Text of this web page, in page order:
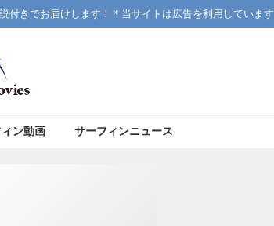
付きでお届けします！＊当サイトは広告を利用しています
ン動画 サーフィンニュース